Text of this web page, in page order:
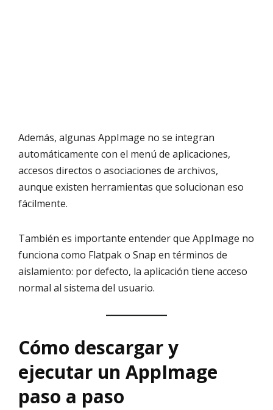
Además, algunas AppImage no se integran
automáticamente con el menú de aplicaciones,
accesos directos o asociaciones de archivos,
aunque existen herramientas que solucionan eso
fácilmente.
También es importante entender que AppImage no
funciona como Flatpak o Snap en términos de
aislamiento: por defecto, la aplicación tiene acceso
normal al sistema del usuario.
Cómo descargar y
ejecutar un AppImage
paso a paso